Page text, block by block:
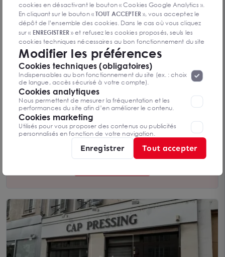
Local commercial 165 m² - centre commercial de
proximité
RUBELLES 77950
165 m²
Dès 50 400 € HT/an
Vous n’avez pas trouvé l’offre qui
vous convient ?
cookies en désactivant le bouton « Cookies Google Analytics ».
En cliquant sur le bouton «TOUT ACCEPTER», vous acceptez le
dépôt de l’ensemble des cookies. Dans le cas où vous cliquez
sur « ENREGISTRER» et refusez les cookies proposés, seuls les
cookies techniques nécessaires au bon fonctionnement du site
seront déposés. Pour plus d’informations, vous pouvez consulter
la page«Protection des données à caractère
personnel ».Lorsque vous naviguez sur notre site internet, il
peut être amenée à déposer des cookies. Vous avez la
possibilité de désactiver les cookies, ces réglages ne seront
valables que sur le navigateur que vous utilisez actuellement
Modifier les préférences
Cookies techniques (obligatoires)
Indispensables au bon fonctionnement du site (ex. : choix
de langue, accès sécurisé à votre compte).
Cookies analytiques
Nous permettent de mesurer la fréquentation et les
performances du site afin d’en améliorer le contenu.
Cookies marketing
Utilisés pour vous proposer des contenus ou publicités
personnalisés en fonction de votre navigation.
Enregistrer Tout accepter